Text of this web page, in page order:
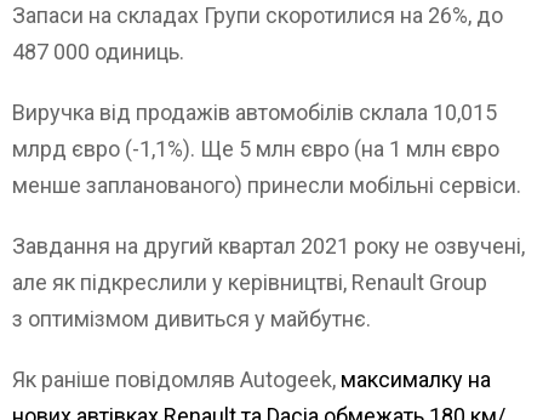
Запаси на складах Групи скоротилися на 26%, до
487 000 одиниць.
Виручка від продажів автомобілів склала 10,015
млрд євро (-1,1%). Ще 5 млн євро (на 1 млн євро
менше запланованого) принесли мобільні сервіси.
Завдання на другий квартал 2021 року не озвучені,
але як підкреслили у керівництві, Renault Group
з оптимізмом дивиться у майбутнє.
Як раніше повідомляв Autogeek, максималку на